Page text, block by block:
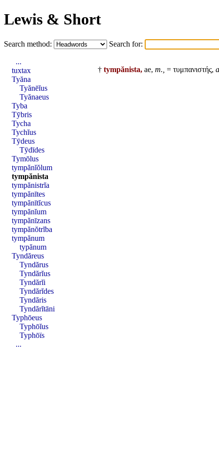
Lewis & Short
Search method: Search for:
† tympănista, ae, m., = τυμπανιστής,
...
tuxtax
Tyăna
Tyănēĭus
Tyănaeus
Tyba
Tȳbris
Tycha
Tychĭus
Tȳdeus
Tȳdīdes
Tymōlus
tympănĭŏlum
tympănista
tympănistrĭa
tympănītes
tympănītĭcus
tympănĭum
tympănīzans
tympănŏtrĭba
tympănum
typănum
Tyndăreus
Tyndărus
Tyndărĭus
Tyndărĭi
Tyndărĭdes
Tyndăris
Tyndărĭtāni
Typhōeus
Typhōĭus
Typhōïs
...